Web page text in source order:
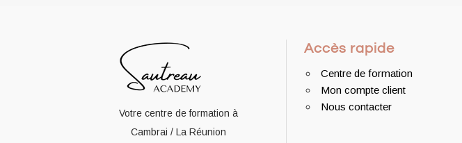
Votre centre de formation à
Cambrai / La Réunion
Accès rapide
Centre de formation
Mon compte client
Nous contacter